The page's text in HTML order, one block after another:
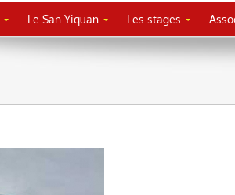
Le San Yiquan Les stages